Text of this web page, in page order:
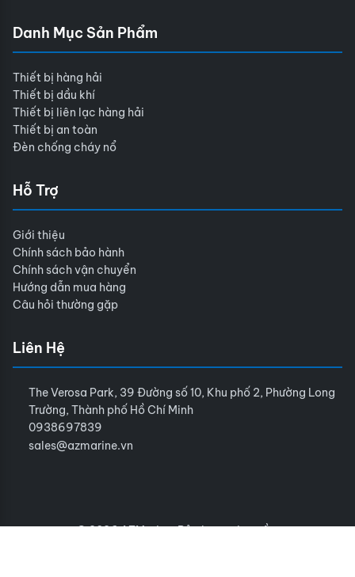
Danh Mục Sản Phẩm
Thiết bị hàng hải
Thiết bị dầu khí
Thiết bị liên lạc hàng hải
Thiết bị an toàn
Đèn chống cháy nổ
Hỗ Trợ
Giới thiệu
Chính sách bảo hành
Chính sách vận chuyển
Hướng dẫn mua hàng
Câu hỏi thường gặp
Liên Hệ
The Verosa Park, 39 Đường số 10, Khu phố 2, Phường Long
Trường, Thành phố Hồ Chí Minh
0938697839
sales@azmarine.vn
© 2026 AZMarine. Bảo lưu mọi quyền.